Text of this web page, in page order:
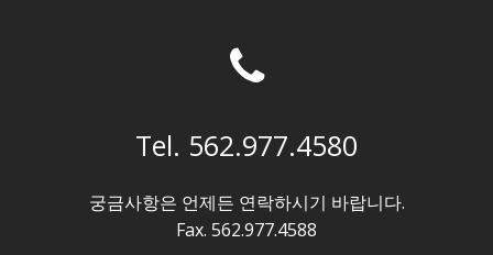
Tel. 562.977.4580
궁금사항은 언제든 연락하시기 바랍니다.
Fax. 562.977.4588